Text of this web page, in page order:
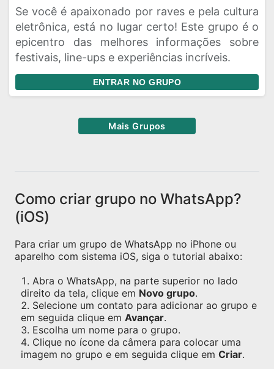
Se você é apaixonado por raves e pela cultura
eletrônica, está no lugar certo! Este grupo é o
epicentro das melhores informações sobre
festivais, line-ups e experiências incríveis.
ENTRAR NO GRUPO
Mais Grupos
Como criar grupo no WhatsApp?
(iOS)
Para criar um grupo de WhatsApp no iPhone ou
aparelho com sistema iOS, siga o tutorial abaixo:
Abra o WhatsApp, na parte superior no lado
direito da tela, clique em Novo grupo.
Selecione um contato para adicionar ao grupo e
em seguida clique em Avançar.
Escolha um nome para o grupo.
Clique no ícone da câmera para colocar uma
imagem no grupo e em seguida clique em Criar.